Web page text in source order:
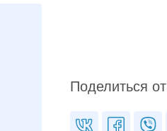
Поделиться